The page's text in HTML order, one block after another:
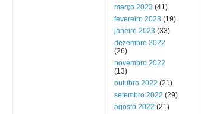
março 2023 (41)
fevereiro 2023 (19)
janeiro 2023 (33)
dezembro 2022
(26)
novembro 2022
(13)
outubro 2022 (21)
setembro 2022 (29)
agosto 2022 (21)